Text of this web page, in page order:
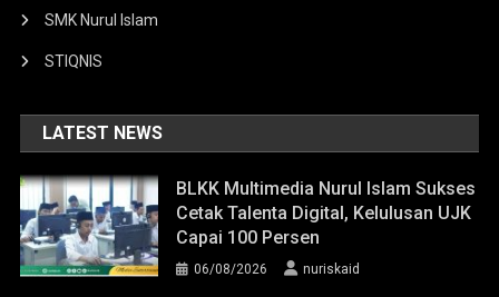
SMK Nurul Islam
STIQNIS
LATEST NEWS
BLKK Multimedia Nurul Islam Sukses
Cetak Talenta Digital, Kelulusan UJK
Capai 100 Persen
06/08/2026 nuriskaid